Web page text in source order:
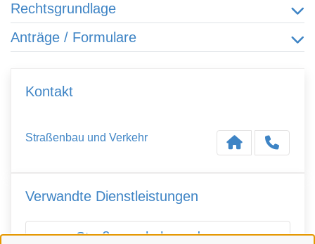
Rechtsgrundlage
Anträge / Formulare
Kontakt
Straßenbau und Verkehr
Verwandte Dienstleistungen
Straßenverkehrsordnung -